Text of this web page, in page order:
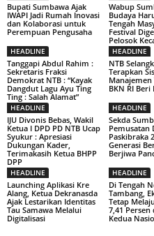
Bupati Sumbawa Ajak
IWAPI Jadi Rumah Inovasi
dan Kolaborasi untuk
Perempuan Pengusaha
Wabup
Budaya
Tengah
Festival
Pelosok
HEADLINE
Tanggapi Abdul Rahim :
Sekretaris Fraksi
Demokrat NTB : “Kayak
Dangdut Lagu Ayu Ting
Ting : Salah Alamat”
HEADLINE
NTB
Terapkan
Manajemen
BKN RI
HEADLINE
IJU Divonis Bebas, Wakil
Ketua I DPD PD NTB Ucap
Syukur : Apresiasi
Dukungan Kader,
Terimakasih Ketua BHPP
DPP
HEADLINE
Sekda
Pemusatan
Paskibraka
Generasi
Berjiwa
HEADLINE
Launching Aplikasi Kre
Alang, Ketua Dekranasda
Ajak Lestarikan Identitas
Tau Samawa Melalui
Digitalisasi
HEADLINE
Di Tengah
Tambang,
Tetap
7,41
Kedua